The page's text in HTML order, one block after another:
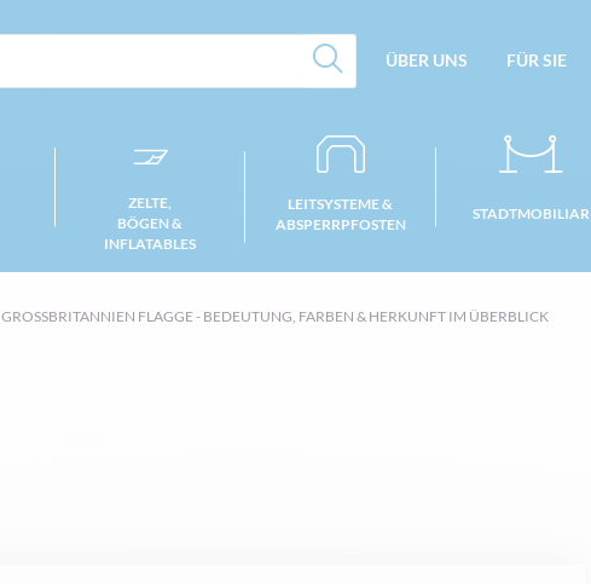
ÜBER UNS FÜR SIE
ZELTE,
BÖGEN &
INFLATABLES
LEITSYSTEME &
ABSPERRPFOSTEN
STADTMOBILIAR
GROSSBRITANNIEN FLAGGE - BEDEUTUNG, FARBEN & HERKUNFT IM ÜBERBLICK